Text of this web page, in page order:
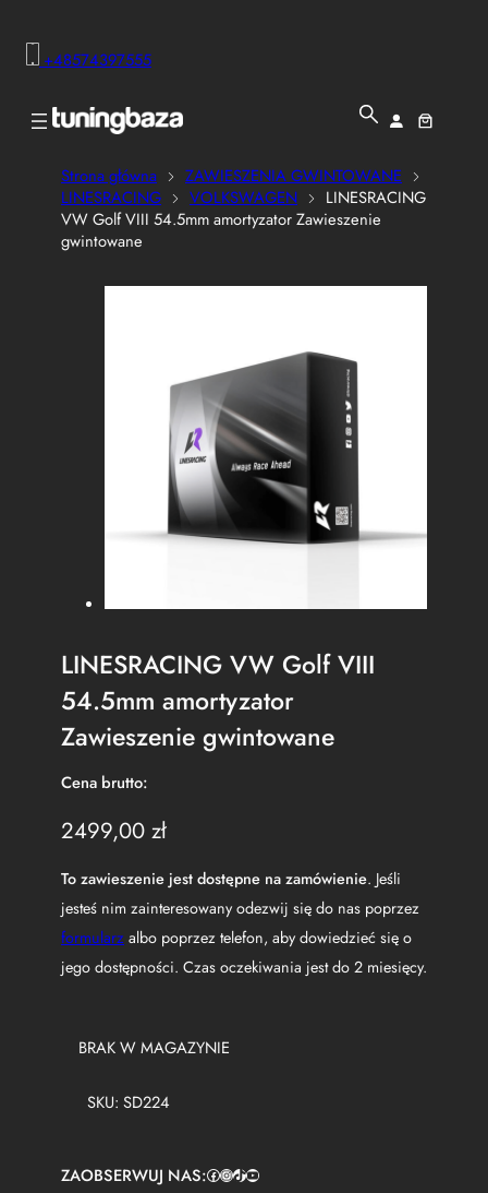
+48574397555
Strona główna
ZAWIESZENIA GWINTOWANE
LINESRACING
VOLKSWAGEN
LINESRACING
VW Golf VIII 54.5mm amortyzator Zawieszenie
gwintowane
LINESRACING VW Golf VIII
54.5mm amortyzator
Zawieszenie gwintowane
Cena brutto:
2499,00 zł
To zawieszenie jest dostępne na zamówienie. Jeśli
jesteś nim zainteresowany odezwij się do nas poprzez
formularz albo poprzez telefon, aby dowiedzieć się o
jego dostępności. Czas oczekiwania jest do 2 miesięcy.
BRAK W MAGAZYNIE
SKU: SD224
ZAOBSERWUJ NAS:Facebook https://www.instagram.com/tuningbaza.pl https://www.tiktok.com/@tuningbaza.pl YouTube